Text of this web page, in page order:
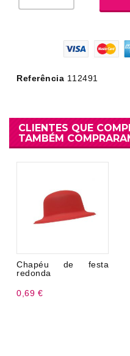
Referência 112491
CLIENTES QUE
TAMBÉM
Chapéu de festa
redonda
0,69 €